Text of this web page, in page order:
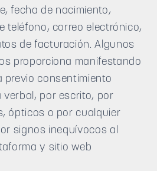
fecha de nacimiento,
teléfono, correo electrónico,
de facturación. Algunos
proporciona manifestando
consentimiento
verbal, por escrito, por
ópticos o por cualquier
signos inequívocos al
y sitio web